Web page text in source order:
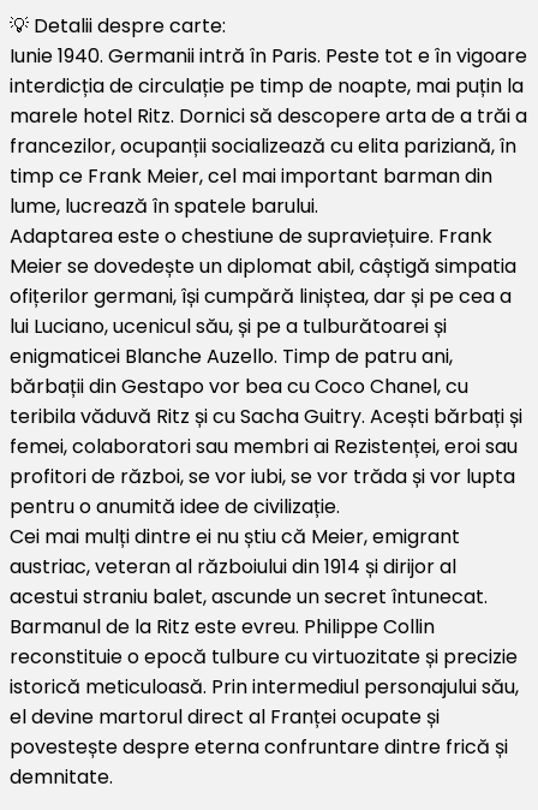
💡 Detalii despre carte:
Iunie 1940. Germanii intră în Paris. Peste tot e în vigoare
interdicția de circulație pe timp de noapte, mai puțin la
marele hotel Ritz. Dornici să descopere arta de a trăi a
francezilor, ocupanții socializează cu elita pariziană, în
timp ce Frank Meier, cel mai important barman din
lume, lucrează în spatele barului.
Adaptarea este o chestiune de supraviețuire. Frank
Meier se dovedește un diplomat abil, câștigă simpatia
ofițerilor germani, își cumpără liniștea, dar și pe cea a
lui Luciano, ucenicul său, și pe a tulburătoarei și
enigmaticei Blanche Auzello. Timp de patru ani,
bărbații din Gestapo vor bea cu Coco Chanel, cu
teribila văduvă Ritz și cu Sacha Guitry. Acești bărbați și
femei, colaboratori sau membri ai Rezistenței, eroi sau
profitori de război, se vor iubi, se vor trăda și vor lupta
pentru o anumită idee de civilizație.
Cei mai mulți dintre ei nu știu că Meier, emigrant
austriac, veteran al războiului din 1914 și dirijor al
acestui straniu balet, ascunde un secret întunecat.
Barmanul de la Ritz este evreu. Philippe Collin
reconstituie o epocă tulbure cu virtuozitate și precizie
istorică meticuloasă. Prin intermediul personajului său,
el devine martorul direct al Franței ocupate și
povestește despre eterna confruntare dintre frică și
demnitate.